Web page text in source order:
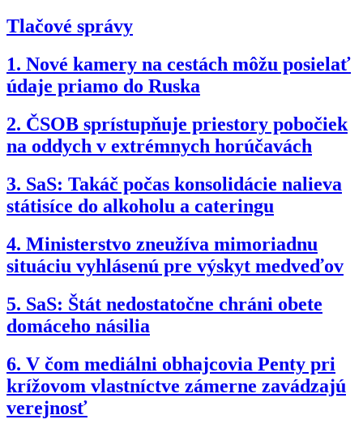
Tlačové správy
1. Nové kamery na cestách môžu posielať
údaje priamo do Ruska
2. ČSOB sprístupňuje priestory pobočiek
na oddych v extrémnych horúčavách
3. SaS: Takáč počas konsolidácie nalieva
státisíce do alkoholu a cateringu
4. Ministerstvo zneužíva mimoriadnu
situáciu vyhlásenú pre výskyt medveďov
5. SaS: Štát nedostatočne chráni obete
domáceho násilia
6. V čom mediálni obhajcovia Penty pri
krížovom vlastníctve zámerne zavádzajú
verejnosť